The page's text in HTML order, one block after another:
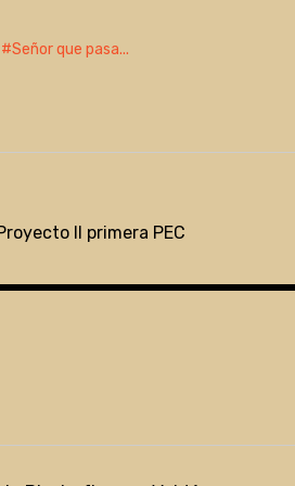
Señor que pasa...
II primera PEC